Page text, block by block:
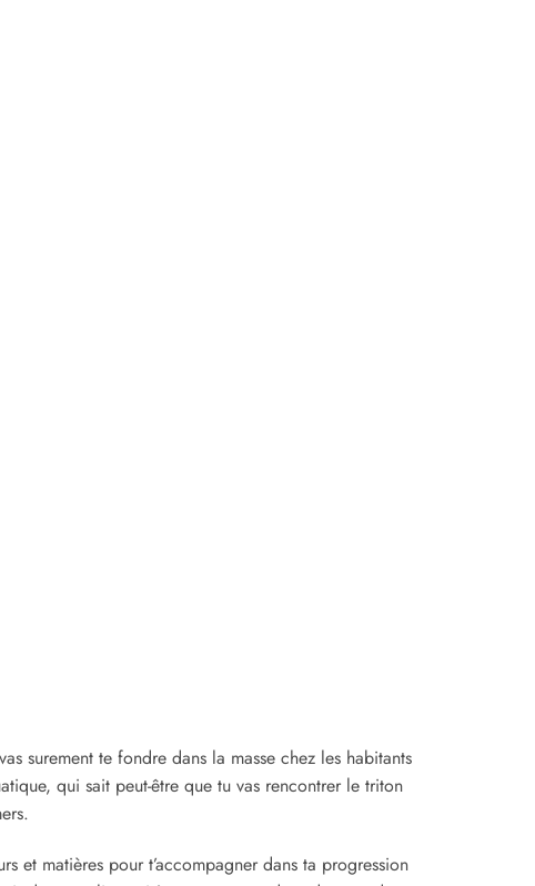
surement te fondre dans la masse chez les habitants
qui sait peut-être que tu vas rencontrer le triton
et matières pour t’accompagner dans ta progression